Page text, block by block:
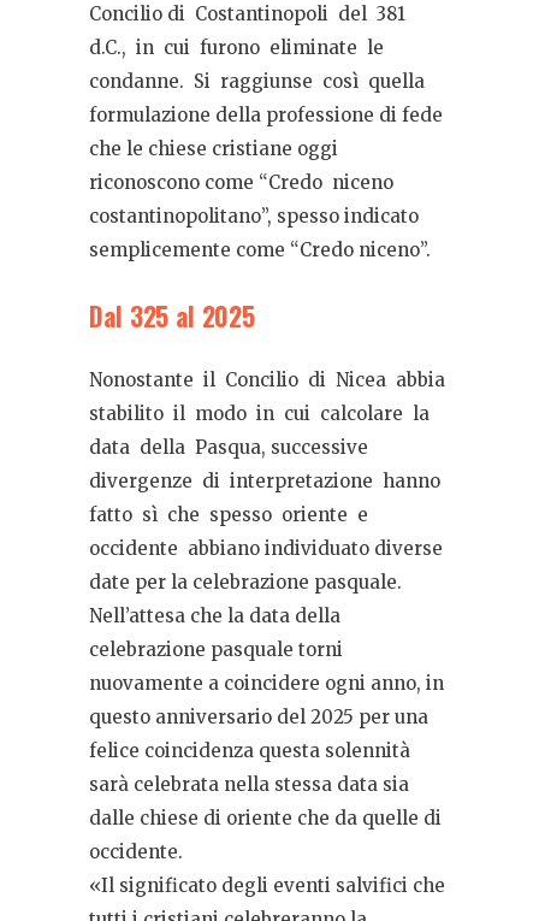
Concilio di Costantinopoli del 381
d.C., in cui furono eliminate le
condanne. Si raggiunse così quella
formulazione della professione di fede
che le chiese cristiane oggi
riconoscono come “Credo niceno
costantinopolitano”, spesso indicato
semplicemente come “Credo niceno”.
Dal 325 al 2025
Nonostante il Concilio di Nicea abbia
stabilito il modo in cui calcolare la
data della Pasqua, successive
divergenze di interpretazione hanno
fatto sì che spesso oriente e
occidente abbiano individuato diverse
date per la celebrazione pasquale.
Nell’attesa che la data della
celebrazione pasquale torni
nuovamente a coincidere ogni anno, in
questo anniversario del 2025 per una
felice coincidenza questa solennità
sarà celebrata nella stessa data sia
dalle chiese di oriente che da quelle di
occidente.
«Il significato degli eventi salvifici che